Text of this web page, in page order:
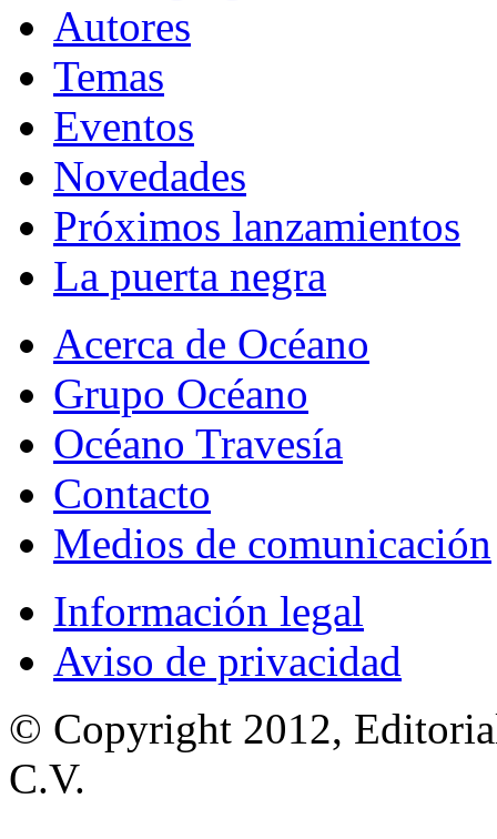
Autores
Temas
Eventos
Novedades
Próximos lanzamientos
La puerta negra
Acerca de Océano
Grupo Océano
Océano Travesía
Contacto
Medios de comunicación
Información legal
Aviso de privacidad
© Copyright 2012,
C.V.